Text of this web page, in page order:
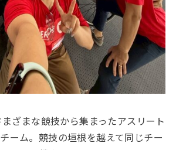
ざまな競技から集まったアスリート
ーム。競技の垣根を越えて同じチー